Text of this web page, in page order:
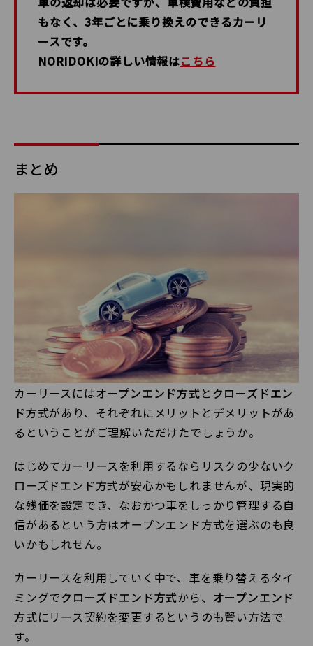
もなく、3年ごとに乗り換えのできるカーリ
ースです。
NORIDOKIの詳しい情報はこちら
まとめ
カーリースにはオープンエンド方式と クローズドエン
ド方式があり、それぞれにメリットとデメリットがあ
るということがご理解いただけたでしょうか。
はじめてカーリースを利用するならリスクの少ないク
ローズドエンド方式が安心かもしれませんが、現実的
な残価を設定でき、なおかつ車をしっかり管理する自
信があるという方はオープンエンド方式を選ぶのも良
いかもしれせん。
カーリースを利用していく中で、車を乗り替えるタイ
ミングでクローズドエンド方式から、 オープンエンド
方式にリース契約を変更するというのも賢い方法で
す。